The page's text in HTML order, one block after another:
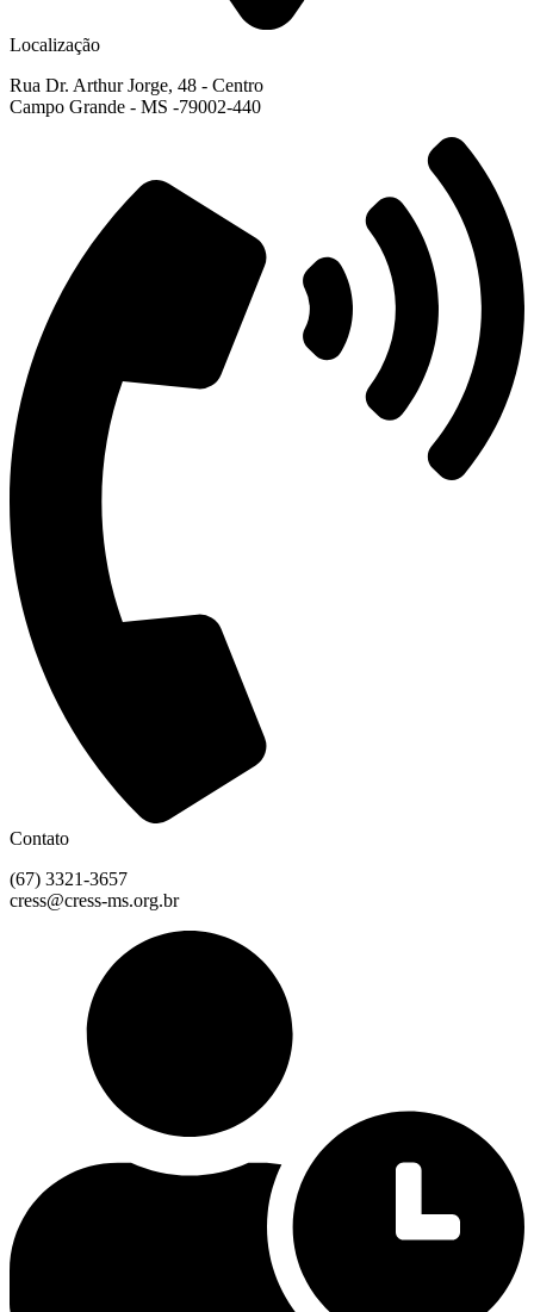
Localização
Rua Dr. Arthur Jorge, 48 - Centro
Campo Grande - MS -79002-440
Contato
(67) 3321-3657
cress@cress-ms.org.br